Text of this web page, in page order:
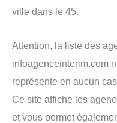
ville dans le 45.
Attention, la liste des
infoagenceinterim.com
représente en aucun
Ce site affiche les
et vous permet